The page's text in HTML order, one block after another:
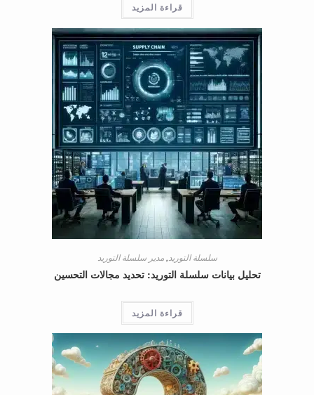
قراءة المزيد
سلسلة التوريد ,مدير سلسلة التوريد
تحليل بيانات سلسلة التوريد: تحديد مجالات التحسين
قراءة المزيد